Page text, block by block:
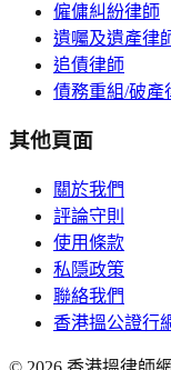
僱傭糾紛律師
遺囑及遺產律
追債律師
債務重組/破產
其他頁面
關於我們
評論守則
使用條款
私隱政策
聯絡我們
香港搵公證行